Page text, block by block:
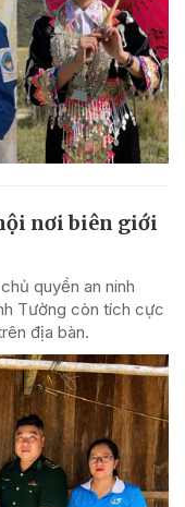
nơi biên giới
quyền an ninh
Tường còn tích cực
địa bàn.